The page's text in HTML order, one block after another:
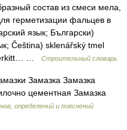
состав из смеси мела,
герметизации фальцев в
язык; Български)
Čeština) sklenářský tmel
…
Строительный словарь
Замазка Замазка
цементная Замазка
определений и пояснений